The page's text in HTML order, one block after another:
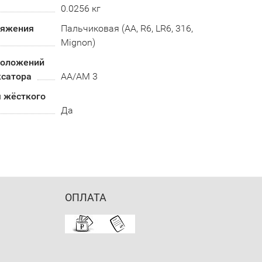
0.0256 кг
Пальчиковая (AA, R6, LR6, 316,
Mignon)
AA/AM 3
жёсткого
Да
ОПЛАТА